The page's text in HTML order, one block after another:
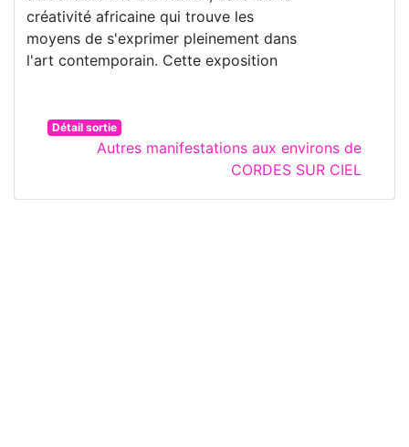
créativité africaine qui trouve les
moyens de s'exprimer pleinement dans
l'art contemporain. Cette exposition
Détail sortie
Autres manifestations aux environs de
CORDES SUR CIEL